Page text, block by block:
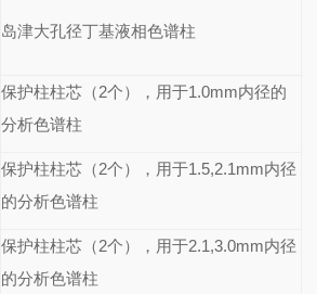
岛津大孔径丁基液相色谱柱
保护柱柱芯（2个），用于1.0mm内径的
分析色谱柱
保护柱柱芯（2个），用于1.5,2.1mm内径
的分析色谱柱
保护柱柱芯（2个），用于2.1,3.0mm内径
的分析色谱柱